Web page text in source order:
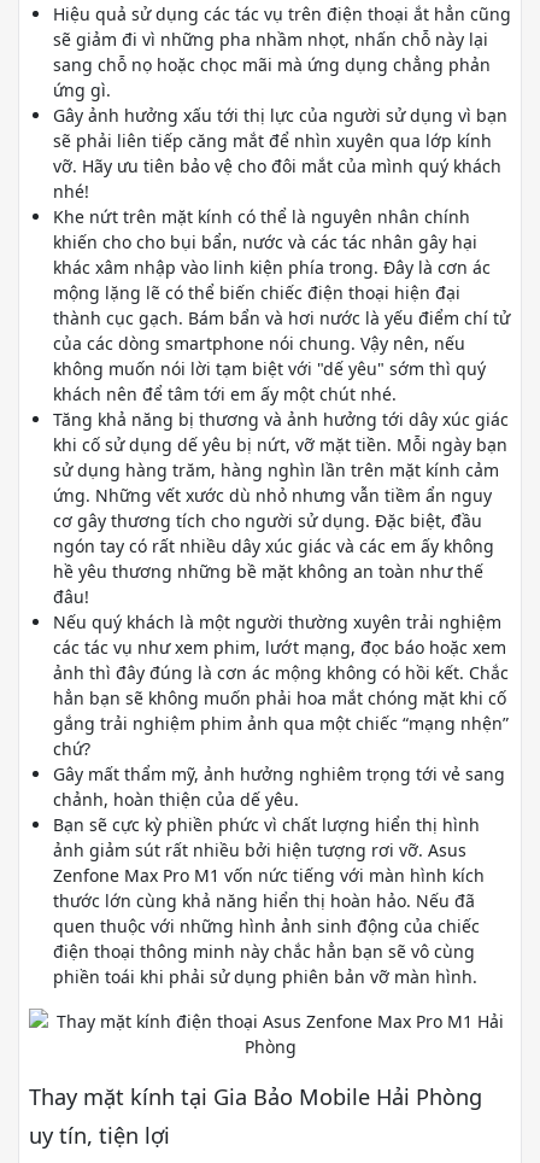
Hiệu quả sử dụng các tác vụ trên điện thoại ắt hẳn cũng
sẽ giảm đi vì những pha nhầm nhọt, nhấn chỗ này lại
sang chỗ nọ hoặc chọc mãi mà ứng dụng chẳng phản
ứng gì.
Gây ảnh hưởng xấu tới thị lực của người sử dụng vì bạn
sẽ phải liên tiếp căng mắt để nhìn xuyên qua lớp kính
vỡ. Hãy ưu tiên bảo vệ cho đôi mắt của mình quý khách
nhé!
Khe nứt trên mặt kính có thể là nguyên nhân chính
khiến cho cho bụi bẩn, nước và các tác nhân gây hại
khác xâm nhập vào linh kiện phía trong. Đây là cơn ác
mộng lặng lẽ có thể biến chiếc điện thoại hiện đại
thành cục gạch. Bám bẩn và hơi nước là yếu điểm chí tử
của các dòng smartphone nói chung. Vậy nên, nếu
không muốn nói lời tạm biệt với "dế yêu" sớm thì quý
khách nên để tâm tới em ấy một chút nhé.
Tăng khả năng bị thương và ảnh hưởng tới dây xúc giác
khi cố sử dụng dế yêu bị nứt, vỡ mặt tiền. Mỗi ngày bạn
sử dụng hàng trăm, hàng nghìn lần trên mặt kính cảm
ứng. Những vết xước dù nhỏ nhưng vẫn tiềm ẩn nguy
cơ gây thương tích cho người sử dụng. Đặc biệt, đầu
ngón tay có rất nhiều dây xúc giác và các em ấy không
hề yêu thương những bề mặt không an toàn như thế
đâu!
Nếu quý khách là một người thường xuyên trải nghiệm
các tác vụ như xem phim, lướt mạng, đọc báo hoặc xem
ảnh thì đây đúng là cơn ác mộng không có hồi kết. Chắc
hẳn bạn sẽ không muốn phải hoa mắt chóng mặt khi cố
gắng trải nghiệm phim ảnh qua một chiếc “mạng nhện”
chứ?
Gây mất thẩm mỹ, ảnh hưởng nghiêm trọng tới vẻ sang
chảnh, hoàn thiện của dế yêu.
Bạn sẽ cực kỳ phiền phức vì chất lượng hiển thị hình
ảnh giảm sút rất nhiều bởi hiện tượng rơi vỡ. Asus
Zenfone Max Pro M1 vốn nức tiếng với màn hình kích
thước lớn cùng khả năng hiển thị hoàn hảo. Nếu đã
quen thuộc với những hình ảnh sinh động của chiếc
điện thoại thông minh này chắc hẳn bạn sẽ vô cùng
phiền toái khi phải sử dụng phiên bản vỡ màn hình.
Thay mặt kính tại Gia Bảo Mobile Hải Phòng
uy tín, tiện lợi